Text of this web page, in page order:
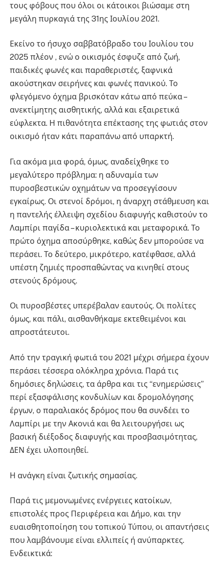
τους φόβους που όλοι οι κάτοικοι βιώσαμε στη
μεγάλη πυρκαγιά της 31ης Ιουλίου 2021.
Εκείνο το ήσυχο σαββατόβραδο του Ιουλίου του
2025 πλέον , ενώ ο οικισμός έσφυζε από ζωή,
παιδικές φωνές και παραθεριστές, ξαφνικά
ακούστηκαν σειρήνες και φωνές πανικού. Το
φλεγόμενο όχημα βρισκόταν κάτω από πεύκα –
ανεκτίμητης αισθητικής, αλλά και εξαιρετικά
εύφλεκτα. Η πιθανότητα επέκτασης της φωτιάς στον
οικισμό ήταν κάτι παραπάνω από υπαρκτή.
Για ακόμα μια φορά, όμως, αναδείχθηκε το
μεγαλύτερο πρόβλημα: η αδυναμία των
πυροσβεστικών οχημάτων να προσεγγίσουν
εγκαίρως. Οι στενοί δρόμοι, η άναρχη στάθμευση και
η παντελής έλλειψη σχεδίου διαφυγής καθιστούν το
Λαμπίρι παγίδα – κυριολεκτικά και μεταφορικά. Το
πρώτο όχημα αποσύρθηκε, καθώς δεν μπορούσε να
περάσει. Το δεύτερο, μικρότερο, κατέφθασε, αλλά
υπέστη ζημιές προσπαθώντας να κινηθεί στους
στενούς δρόμους.
Οι πυροσβέστες υπερέβαλαν εαυτούς. Οι πολίτες
όμως, και πάλι, αισθανθήκαμε εκτεθειμένοι και
απροστάτευτοι.
Από την τραγική φωτιά του 2021 μέχρι σήμερα έχουν
περάσει τέσσερα ολόκληρα χρόνια. Παρά τις
δημόσιες δηλώσεις, τα άρθρα και τις “ενημερώσεις”
περί εξασφάλισης κονδυλίων και δρομολόγησης
έργων, ο παραλιακός δρόμος που θα συνδέει το
Λαμπίρι με την Ακονιά και θα λειτουργήσει ως
βασική διέξοδος διαφυγής και προσβασιμότητας,
ΔΕΝ έχει υλοποιηθεί.
Η ανάγκη είναι ζωτικής σημασίας.
Παρά τις μεμονωμένες ενέργειες κατοίκων,
επιστολές προς Περιφέρεια και Δήμο, και την
ευαισθητοποίηση του τοπικού Τύπου, οι απαντήσεις
που λαμβάνουμε είναι ελλιπείς ή ανύπαρκτες.
Ενδεικτικά: